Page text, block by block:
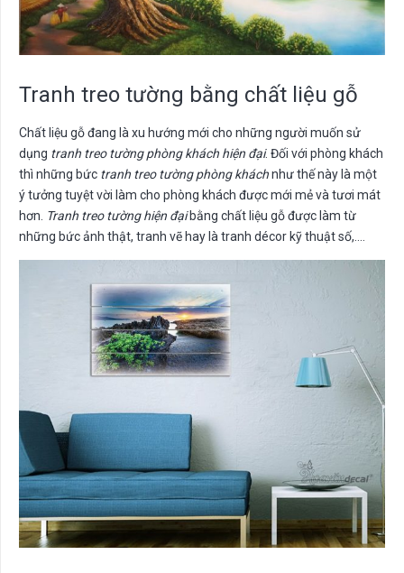
Tranh treo tường bằng chất liệu gỗ
Chất liệu gỗ đang là xu hướng mới cho những người muốn sử
dụng tranh treo tường phòng khách hiện đại. Đối với phòng khách
thì những bức tranh treo tường phòng kháchnhư thế này là một
ý tưởng tuyệt vời làm cho phòng khách được mới mẻ và tươi mát
hơn. Tranh treo tường hiện đạibằng chất liệu gỗ được làm từ
những bức ảnh thật, tranh vẽ hay là tranh décor kỹ thuật số,….